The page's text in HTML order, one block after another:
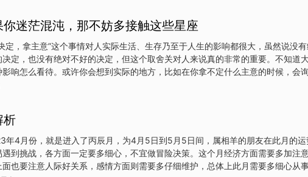
在新的一年里将焕发出无尽的活力与创造力。他们勇敢无畏，敢于挑战自我，不断
的极限。在事业上，属虎人将凭借出色的能力和卓越的领导力，赢得上司的赏识和
重。他们将有机会参与到更多重要的项目中，展现自己的才华和实力。财运方面
将迎来新的高峰，无论是投资还是理财，都能获得丰厚的回报。这份财富不仅让
更加富足，也为他们的未来奠定了坚实的
迷茫混沌，那不妨多接触这些星座
定，拿主意”这个事情对人实际生活、生存乃至于人生的影响都很大，虽然说没
决定，也没有绝对不好的决定，但这个取舍关对人来说真的非常的重要。不知道
影响怎么看待。或许你会想到实际的地方，比如在你拿不定什么主意的时候，会
在这个时候，一些人的影子就自动出现在你脑海里了，而这个时候出现在你脑海里
的导师可不是那种导师，是正儿八经的，不是整天吹牛*，自己还没扯正还胡乱教
一种。01想必聪明的朋友也想到了，我们这一期要说的是我们的土象星座群体，
声明一点，说土象群体是某某的人生导师，这并不是故意要夸土象，而是他们真
、分析、总结的实际能力。彩虹屁不香，咱们实事求是，身边有要好的土象星座朋
该很清楚这个点，当你拿不定什么主意，
析
年4月份，就是进入了丙辰月，为4月5日到5月5日间，属相羊的朋友在此月的运
遇到挑战，各方面一定要多细心，不宜做冒险决策。这个月经济方面需要多加注
面也要注意人际好关系，感情方面则需要多仔细维护，总体上此月需要多细心从